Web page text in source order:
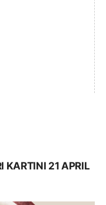
KARTINI 21 APRIL